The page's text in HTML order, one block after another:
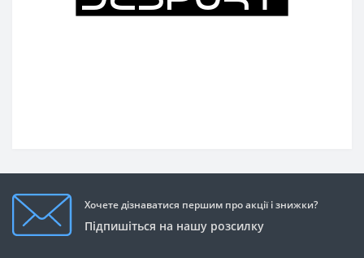
Хочете дізнаватися першим про акції і знижки?
Підпишіться на нашу розсилку